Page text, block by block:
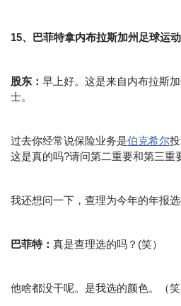
15、巴菲特拿内布拉斯加州足球运
股东： 早上好。这是来自内布拉斯
士。
过去你经常说保险业务是伯克希尔
这是真的吗?请问第二重要和第三重
我还想问一下，查理为今年的年报
巴菲特： 真是查理选的吗？(笑）
他啥都没干呢。是我选的颜色。（笑